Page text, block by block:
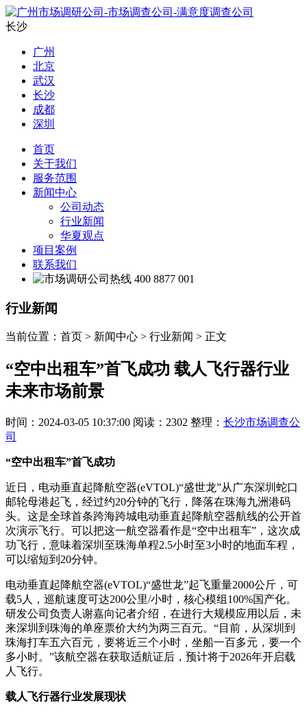
长沙
广州
北京
武汉
长沙
成都
深圳
首页
关于我们
服务范围
新闻中心
公司动态
行业新闻
华夏观点
项目案例
联系我们
400 8877 001
行业新闻
当前位置：首页 > 新闻中心 > 行业新闻 > 正文
“空中出租车”首飞成功 载人飞行器行业
未来市场前景
时间：2024-03-05 10:37:00 阅读：2302 整理： 长沙市场调查公
司
“空中出租车”首飞成功
近日，电动垂直起降航空器(eVTOL)“盛世龙”从广东深圳蛇口
邮轮母港起飞，经过约20分钟的飞行，降落在珠海九洲港码
头。这是全球首条跨海跨城电动垂直起降航空器航线的公开首
次演示飞行。可以把这一航空器看作是“空中出租车”，这次成
功飞行，意味着深圳至珠海单程2.5小时至3小时的地面车程，
可以缩短到20分钟。
电动垂直起降航空器(eVTOL)“盛世龙”起飞重量2000公斤，可
载5人，巡航速度可达200公里/小时，核心模组100%国产化。
研发公司负责人谢嘉向记者介绍，在进行大规模应用以后，未
来深圳到珠海的单座票价大约为两三百元。“目前，从深圳到
珠海打车五六百元，要将近三个小时，坐船一百多元，要一个
多小时。”该航空器在获取适航证后，预计将于2026年开启载
人飞行。
载人飞行器行业发展现状